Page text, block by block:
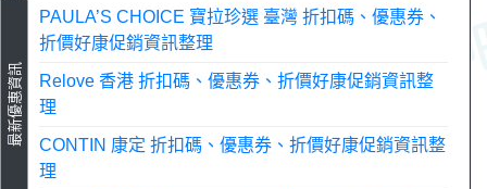
最新優惠資訊
PAULA’S CHOICE 寶拉珍選 臺灣 折扣碼、優惠券、
折價好康促銷資訊整理
Relove 香港 折扣碼、優惠券、折價好康促銷資訊整
理
CONTIN 康定 折扣碼、優惠券、折價好康促銷資訊整
理